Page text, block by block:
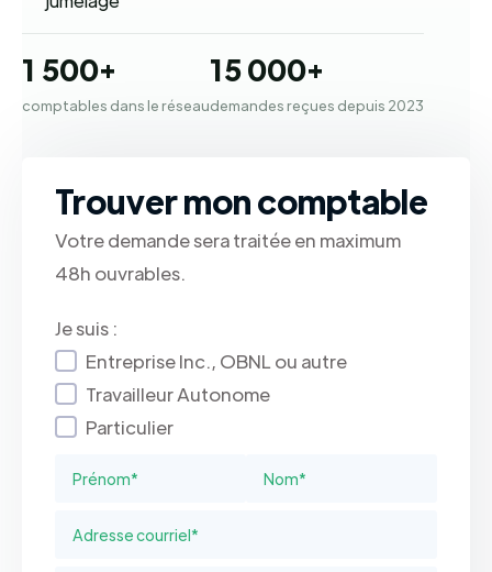
1 500+
comptables dans le réseau
15 000+
demandes reçues depuis 2023
Trouver mon comptable
Votre demande sera traitée en maximum
48h ouvrables.
Je suis :
Entreprise Inc., OBNL ou autre
Travailleur Autonome
Particulier